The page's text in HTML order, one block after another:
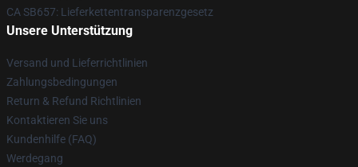
CA SB657: Lieferkettentransparenzgesetz
Unsere Unterstützung
Versand und Lieferrichtlinien
Zahlungsbedingungen
Return & Refund Richtlinien
Kontaktieren Sie uns
Kundenhilfe (FAQ)
Werdegang